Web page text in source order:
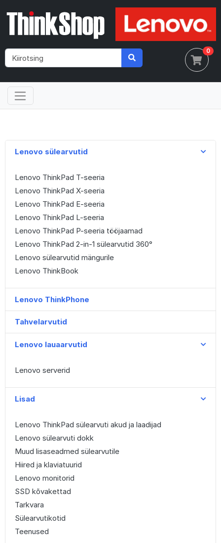
0
Lenovo sülearvutid
Lenovo ThinkPad T-seeria
Lenovo ThinkPad X-seeria
Lenovo ThinkPad E-seeria
Lenovo ThinkPad L-seeria
Lenovo ThinkPad P-seeria tööjaamad
Lenovo ThinkPad 2-in-1 sülearvutid 360°
Lenovo sülearvutid mängurile
Lenovo ThinkBook
Lenovo ThinkPhone
Tahvelarvutid
Lenovo lauaarvutid
Lenovo serverid
Lisad
Lenovo ThinkPad sülearvuti akud ja laadijad
Lenovo sülearvuti dokk
Muud lisaseadmed sülearvutile
Hiired ja klaviatuurid
Lenovo monitorid
SSD kõvakettad
Tarkvara
Sülearvutikotid
Teenused